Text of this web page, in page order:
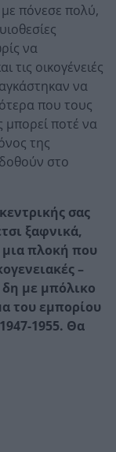
πόνεσε πολύ,
να
τις οικογένειές
να
που τους
ποτέ να
της
στο
σας
ξαφνικά,
μια πλοκή που
–
δη με μπόλικο
του εμπορίου
1955. Θα